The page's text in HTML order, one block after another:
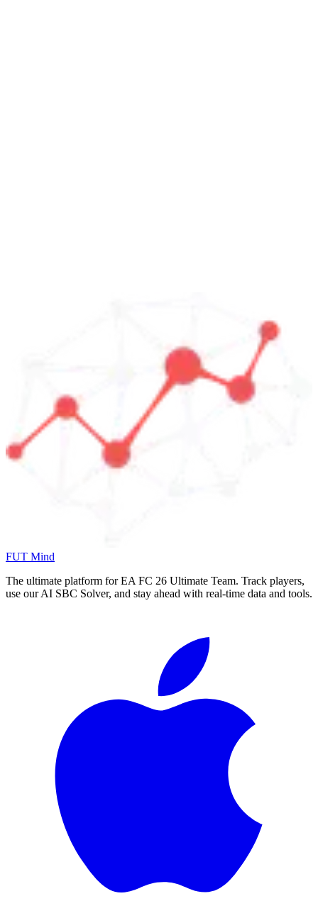
FUT Mind
The ultimate platform for EA FC 26 Ultimate Team. Track players,
use our AI SBC Solver, and stay ahead with real-time data and tools.